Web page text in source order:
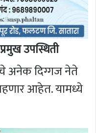
उपस्थिती
अनेक दिग्गज नेते
आहेत. यामध्ये